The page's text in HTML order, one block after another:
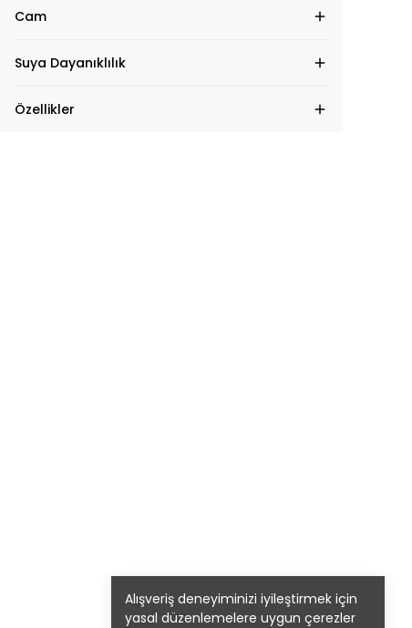
Alışveriş deneyiminizi iyileştirmek için
yasal düzenlemelere uygun çerezler
Cam
Suya Dayanıklılık
Özellikler